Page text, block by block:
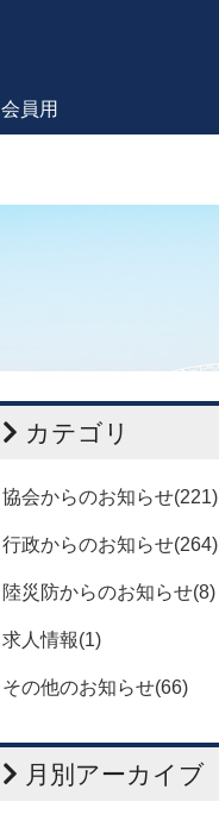
会員用
カテゴリ
協会からのお知らせ(221)
行政からのお知らせ(264)
陸災防からのお知らせ(8)
求人情報(1)
その他のお知らせ(66)
月別アーカイブ